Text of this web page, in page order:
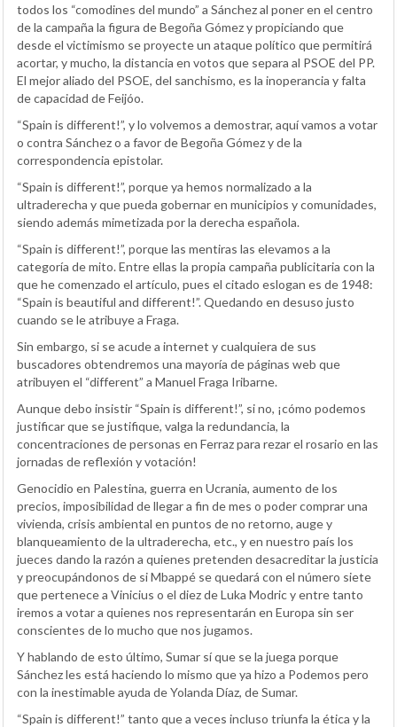
todos los “comodines del mundo” a Sánchez al poner en el centro
de la campaña la figura de Begoña Gómez y propiciando que
desde el victimismo se proyecte un ataque político que permitirá
acortar, y mucho, la distancia en votos que separa al PSOE del PP.
El mejor aliado del PSOE, del sanchismo, es la inoperancia y falta
de capacidad de Feijóo.
“Spain is different!”, y lo volvemos a demostrar, aquí vamos a votar
o contra Sánchez o a favor de Begoña Gómez y de la
correspondencia epistolar.
“Spain is different!”, porque ya hemos normalizado a la
ultraderecha y que pueda gobernar en municipios y comunidades,
siendo además mimetizada por la derecha española.
“Spain is different!”, porque las mentiras las elevamos a la
categoría de mito. Entre ellas la propia campaña publicitaria con la
que he comenzado el artículo, pues el citado eslogan es de 1948:
“Spain is beautiful and different!”. Quedando en desuso justo
cuando se le atribuye a Fraga.
Sin embargo, si se acude a internet y cualquiera de sus
buscadores obtendremos una mayoría de páginas web que
atribuyen el “different” a Manuel Fraga Iribarne.
Aunque debo insistir “Spain is different!”, si no, ¡cómo podemos
justificar que se justifique, valga la redundancia, la
concentraciones de personas en Ferraz para rezar el rosario en las
jornadas de reflexión y votación!
Genocidio en Palestina, guerra en Ucrania, aumento de los
precios, imposibilidad de llegar a fin de mes o poder comprar una
vivienda, crisis ambiental en puntos de no retorno, auge y
blanqueamiento de la ultraderecha, etc., y en nuestro país los
jueces dando la razón a quienes pretenden desacreditar la justicia
y preocupándonos de si Mbappé se quedará con el número siete
que pertenece a Vinicius o el diez de Luka Modric y entre tanto
iremos a votar a quienes nos representarán en Europa sin ser
conscientes de lo mucho que nos jugamos.
Y hablando de esto último, Sumar sí que se la juega porque
Sánchez les está haciendo lo mismo que ya hizo a Podemos pero
con la inestimable ayuda de Yolanda Díaz, de Sumar.
“Spain is different!” tanto que a veces incluso triunfa la ética y la